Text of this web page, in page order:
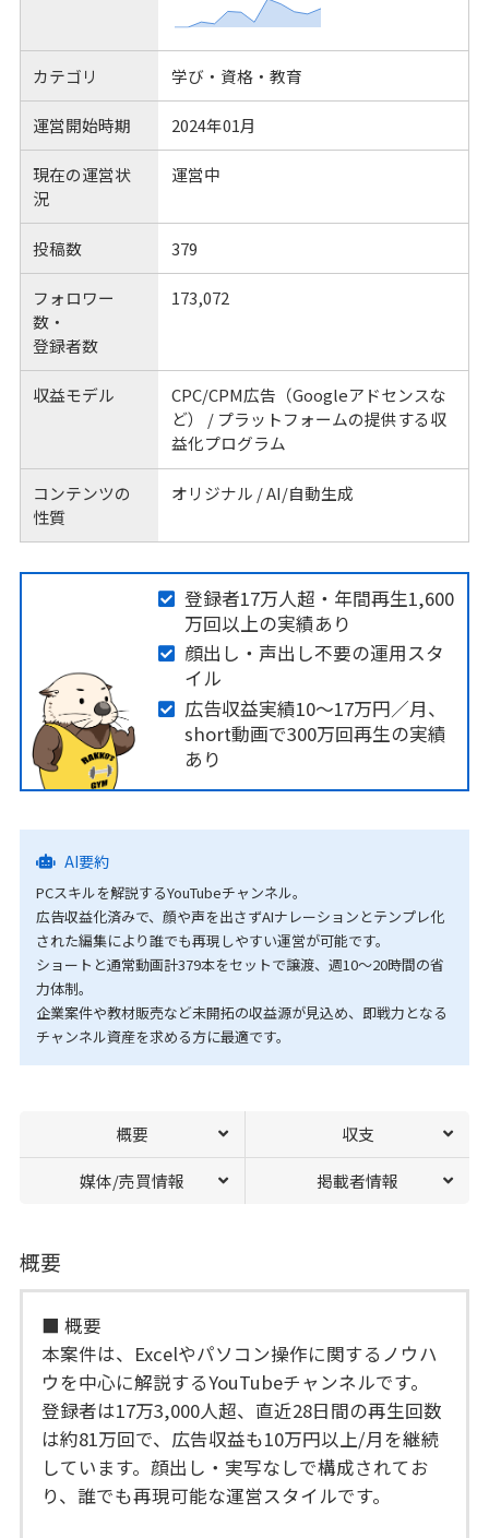
カテゴリ 学び・資格・教育
運営開始時期 2024年01月
現在の運営状
況
運営中
投稿数 379
フォロワー
数・
登録者数
173,072
収益モデル
CPC/CPM広告（Googleアドセンスな
ど） / プラットフォームの提供する収
益化プログラム
コンテンツの
性質
オリジナル / AI/自動生成
登録者17万人超・年間再生1,600
万回以上の実績あり
顔出し・声出し不要の運用スタ
イル
広告収益実績10〜17万円／月、
short動画で300万回再生の実績
あり
AI要約
PCスキルを解説するYouTubeチャンネル。
広告収益化済みで、顔や声を出さずAIナレーションとテンプレ化
された編集により誰でも再現しやすい運営が可能です。
ショートと通常動画計379本をセットで譲渡、週10〜20時間の省
力体制。
企業案件や教材販売など未開拓の収益源が見込め、即戦力となる
チャンネル資産を求める方に最適です。
概要 収支
媒体/売買情報 掲載者情報
概要
■ 概要
本案件は、Excelやパソコン操作に関するノウハ
ウを中心に解説するYouTubeチャンネルです。
登録者は17万3,000人超、直近28日間の再生回数
は約81万回で、広告収益も10万円以上/月を継続
しています。顔出し・実写なしで構成されてお
り、誰でも再現可能な運営スタイルです。